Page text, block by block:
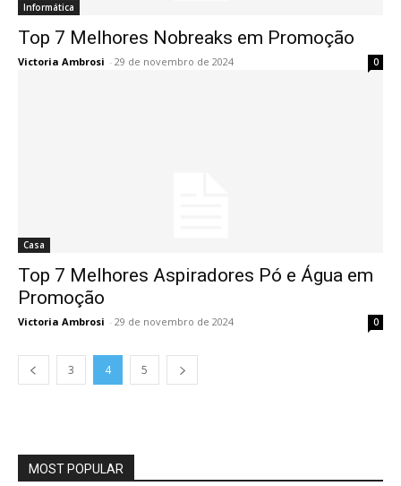
Informática
Top 7 Melhores Nobreaks em Promoção
Victoria Ambrosi - 29 de novembro de 2024 0
Casa
Top 7 Melhores Aspiradores Pó e Água em
Promoção
Victoria Ambrosi - 29 de novembro de 2024 0
3 4 5
MOST POPULAR